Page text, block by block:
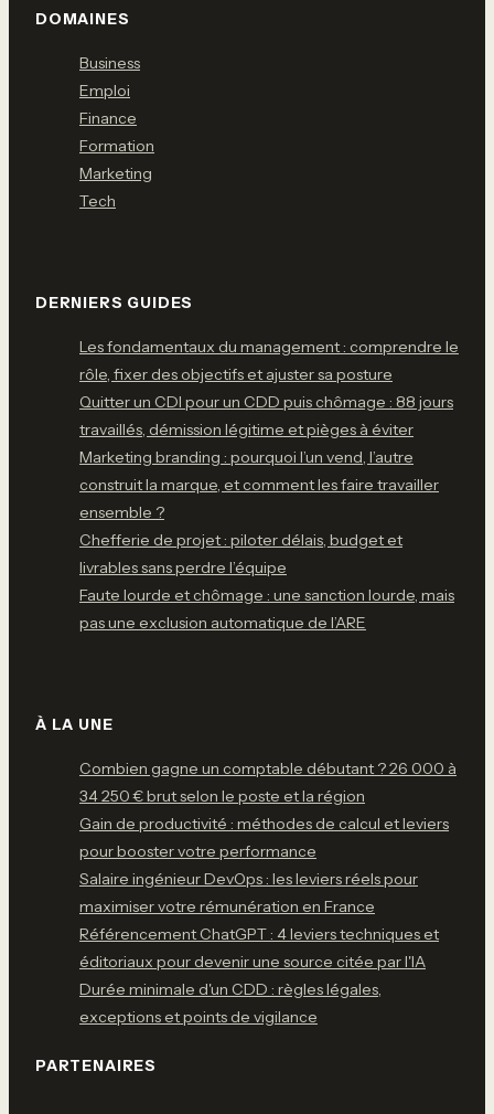
DOMAINES
Business
Emploi
Finance
Formation
Marketing
Tech
DERNIERS GUIDES
Les fondamentaux du management : comprendre le
rôle, fixer des objectifs et ajuster sa posture
Quitter un CDI pour un CDD puis chômage : 88 jours
travaillés, démission légitime et pièges à éviter
Marketing branding : pourquoi l’un vend, l’autre
construit la marque, et comment les faire travailler
ensemble ?
Chefferie de projet : piloter délais, budget et
livrables sans perdre l’équipe
Faute lourde et chômage : une sanction lourde, mais
pas une exclusion automatique de l’ARE
À LA UNE
Combien gagne un comptable débutant ? 26 000 à
34 250 € brut selon le poste et la région
Gain de productivité : méthodes de calcul et leviers
pour booster votre performance
Salaire ingénieur DevOps : les leviers réels pour
maximiser votre rémunération en France
Référencement ChatGPT : 4 leviers techniques et
éditoriaux pour devenir une source citée par l'IA
Durée minimale d'un CDD : règles légales,
exceptions et points de vigilance
PARTENAIRES